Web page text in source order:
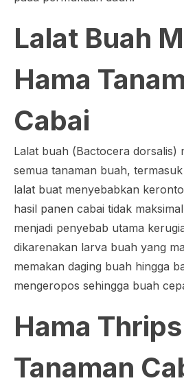
Lalat Buah
Hama
Cabai
Lalat buah (Bactocera dorsalis)
semua tanaman buah,
lalat buat menyebabkan
hasil panen cabai tidak
menjadi penyebab utama
dikarenakan larva buah yang
memakan daging buah hingga
mengeropos sehingga buah
Hama
Tanaman